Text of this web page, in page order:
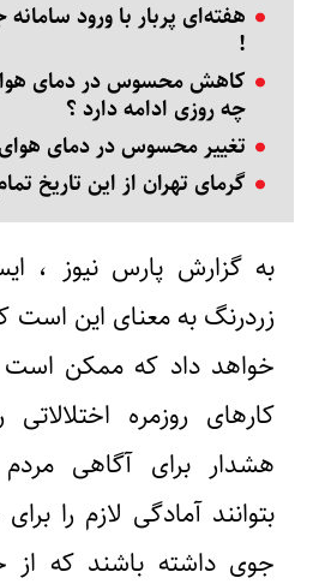
هفته‌ای پربار با ورود
!
کاهش محسوس در دمای
چه روزی ادامه دارد ؟
تغییر محسوس در دمای
گرمای تهران از این تاریخ
به گزارش پارس نیوز ،
زردرنگ به معنای این است
خواهد داد که ممکن است
کارهای روزمره
هشدار برای آگاهی
بتوانند آمادگی لازم را
جوی داشته باشند که